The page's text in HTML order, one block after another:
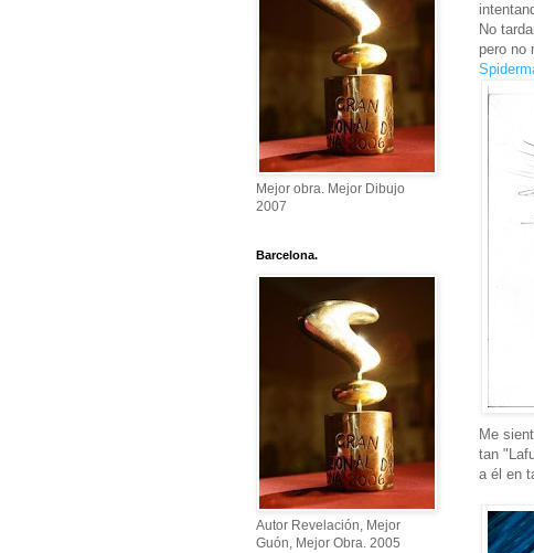
No
pero no
Me
tan
a él en
Mejor obra. Mejor Dibujo
2007
Barcelona.
Autor Revelación, Mejor
Guón, Mejor Obra. 2005